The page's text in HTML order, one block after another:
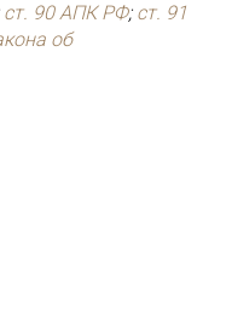
ст. 90 АПК РФ; ст. 91
об